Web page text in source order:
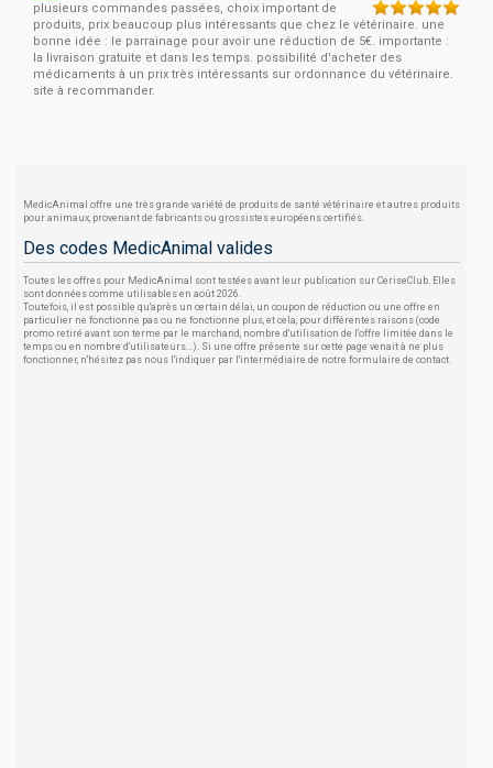
plusieurs commandes passées, choix important de
produits, prix beaucoup plus intéressants que chez le vétérinaire. une
bonne idée : le parrainage pour avoir une réduction de 5€. importante :
la livraison gratuite et dans les temps. possibilité d'acheter des
médicaments à un prix très intéressants sur ordonnance du vétérinaire.
site à recommander.
MedicAnimal offre une très grande variété de produits de santé vétérinaire et autres produits
pour animaux, provenant de fabricants ou grossistes européens certifiés.
Des codes MedicAnimal valides
Toutes les offres pour MedicAnimal sont testées avant leur publication sur CeriseClub. Elles
sont données comme utilisables en août 2026.
Toutefois, il est possible qu'après un certain délai, un coupon de réduction ou une offre en
particulier ne fonctionne pas ou ne fonctionne plus, et cela, pour différentes raisons (code
promo retiré avant son terme par le marchand, nombre d'utilisation de l'offre limitée dans le
temps ou en nombre d'utilisateurs...). Si une offre présente sur cette page venait à ne plus
fonctionner, n'hésitez pas nous l'indiquer par l'intermédiaire de notre formulaire de contact.